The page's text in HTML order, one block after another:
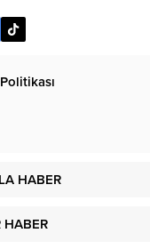
HABER
HABER